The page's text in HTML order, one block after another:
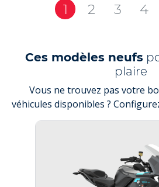
1 2 3 4
Ces modèles neufs
plaire
Vous ne trouvez pas votre
véhicules disponibles ?